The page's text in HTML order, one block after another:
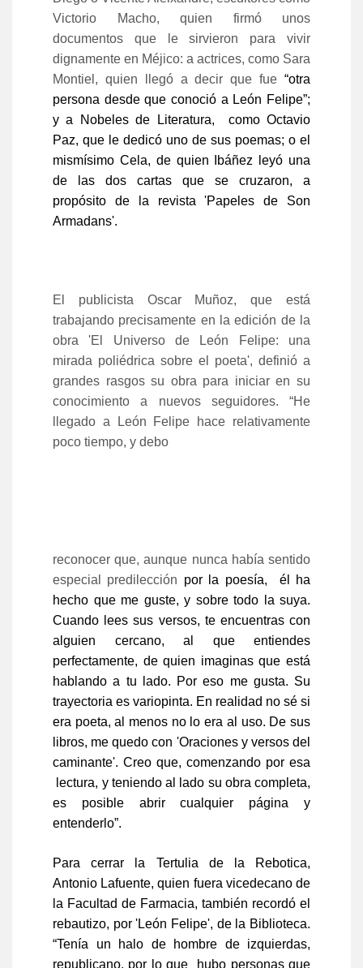
Victorio Macho, quien firmó unos
documentos que le sirvieron para vivir
dignamente en Méjico: a actrices, como Sara
Montiel, quien llegó a decir que fue “otra
persona desde que conoció a León Felipe”;
y a Nobeles de Literatura, como Octavio
Paz, que le dedicó uno de sus poemas; o el
mismísimo Cela, de quien Ibáñez leyó una
de las dos cartas que se cruzaron, a
propósito de la revista 'Papeles de Son
Armadans'.
El publicista Oscar Muñoz, que está
trabajando precisamente en la edición de la
obra 'El Universo de León Felipe: una
mirada poliédrica sobre el poeta', definió a
grandes rasgos su obra para iniciar en su
conocimiento a nuevos seguidores. “He
llegado a León Felipe hace relativamente
poco tiempo, y debo
reconocer que, aunque nunca había sentido
especial predilección por la poesía, él ha
hecho que me guste, y sobre todo la suya.
Cuando lees sus versos, te encuentras con
alguien cercano, al que entiendes
perfectamente, de quien imaginas que está
hablando a tu lado. Por eso me gusta. Su
trayectoria es variopinta. En realidad no sé si
era poeta, al menos no lo era al uso. De sus
libros, me quedo con 'Oraciones y versos del
caminante'. Creo que, comenzando por esa
lectura, y teniendo al lado su obra completa,
es posible abrir cualquier página y
entenderlo”.
Para cerrar la Tertulia de la Rebotica,
Antonio Lafuente, quien fuera vicedecano de
la Facultad de Farmacia, también recordó el
rebautizo, por 'León Felipe', de la Biblioteca.
“Tenía un halo de hombre de izquierdas,
republicano, por lo que hubo personas que